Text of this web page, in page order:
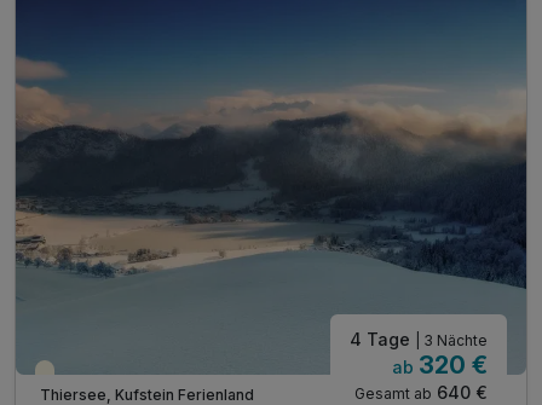
inkl. Sauna, Dampfbad & Ruheraum
incl. Infrarotkabine
inkl. kostenloser Parkplatz & W-LAN Nutzung
Tipp: herrliches Wander-Gebiet 700-2000 Meereshöhe
Tipp: Glasmacherkunst in der Schauhütte bei Riedel
Saisonal verfügbar
Thiersee, Kufstein Ferienland
4 Tage | 3 Nächte
ab 320 €
Gesamt ab 640 €